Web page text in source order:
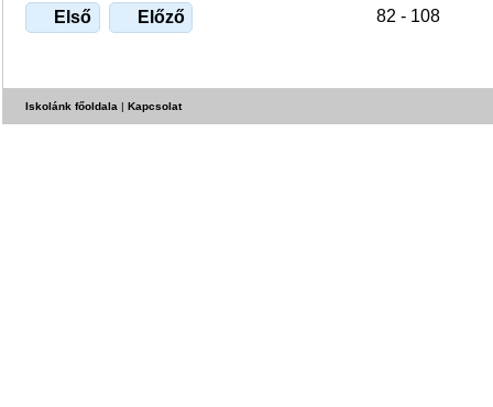
Első Előző 82 - 108
Iskolánk főoldala | Kapcsolat